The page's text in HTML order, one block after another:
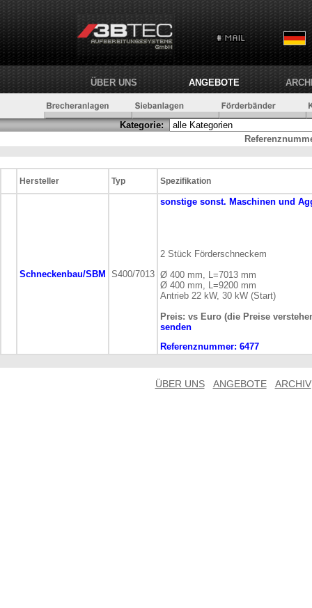
ÜBER UNS ANGEBOTE
Kategorie:
Hersteller Typ Spezifikation
Schneckenbau/SBM S400/7013
sonstige sonst. Maschinen und
2 Stück Förderschneckem
Ø 400 mm, L=7013 mm
Ø 400 mm, L=9200 mm
Antrieb 22 kW, 30 kW (Start)
Preis: vs Euro (die Preise
senden
Referenznummer: 6477
ÜBER UNS ANGEBOTE ARCHIV